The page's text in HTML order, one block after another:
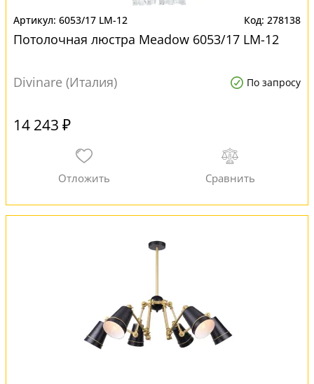
6053/17 LM-12 278138
Потолочная люстра Meadow 6053/17 LM-12
Divinare (Италия) По запросу
14 243 ₽